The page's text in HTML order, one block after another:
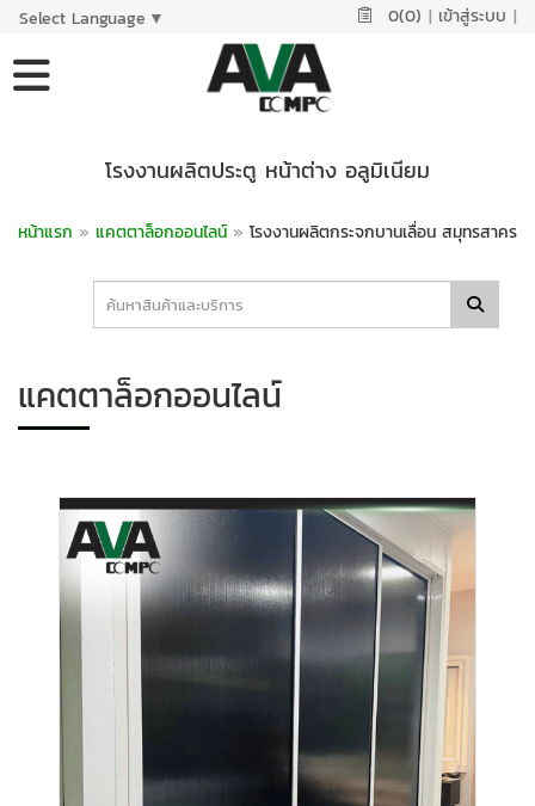
Select Language ▼ 0(0) | เข้าสู่ระบบ |
โรงงานผลิตประตู หน้าต่าง อลูมิเนียม
หน้าแรก » แคตตาล็อกออนไลน์ » โรงงานผลิตกระจกบานเลื่อน สมุทรสาคร
แคตตาล็อกออนไลน์